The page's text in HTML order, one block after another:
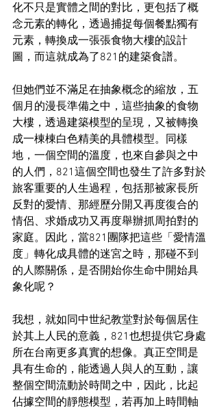
化不只是實體之間的對比，更包括了概
念元素的轉化，透過捕捉每個餐點獨有
元素，轉換成一張張食物大樓的設計
圖，而這就成為了821的建築食譜。
但她們並不滿足在抽象概念的縮放，五
個月的漫長準備之中，這些抽象的食物
大樓，透過建築模型的呈現，又被轉換
成一棟棟白色精美的具體模型。同樣
地，一個空間的溫度，也來自參與之中
的人們，821這個空間也發生了許多對於
旅客重要的人生過程，包括那被家長所
反對的愛情、那經歷分開又再度復合的
情侶、求婚成功又再度舉辦抓周拍對的
家庭。因此，當821團隊把這些「愛情溫
度」轉化成具體的迷宮之時，那碰不到
的人際關係，是否開始你生命中開始具
象化呢？
我想，就如同中世紀教堂對於每個居住
於其上人民的意義，821也想提供它身處
所在台南更多真實的想像。真正空間是
具有生命的，能透過人與人的互動，讓
整個空間流動於時間之中，因此，比起
佔據空間的靜態模型，若再加上時間軸